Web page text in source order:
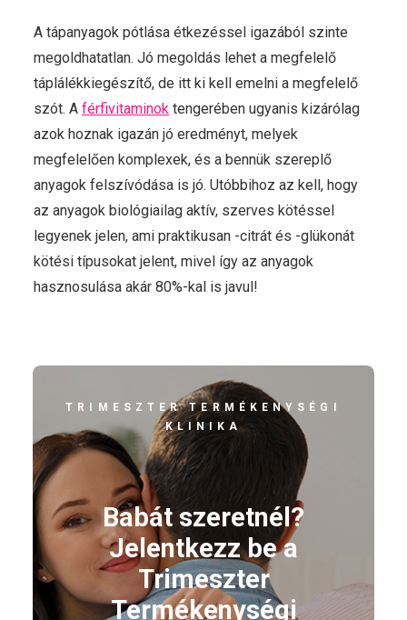
A tápanyagok pótlása étkezéssel igazából szinte
megoldhatatlan. Jó megoldás lehet a megfelelő
táplálékkiegészítő, de itt ki kell emelni a megfelelő
szót. A férfivitaminok tengerében ugyanis kizárólag
azok hoznak igazán jó eredményt, melyek
megfelelően komplexek, és a bennük szereplő
anyagok felszívódása is jó. Utóbbihoz az kell, hogy
az anyagok biológiailag aktív, szerves kötéssel
legyenek jelen, ami praktikusan -citrát és -glükonát
kötési típusokat jelent, mivel így az anyagok
hasznosulása akár 80%-kal is javul!
TRIMESZTER TERMÉKENYSÉGI
KLINIKA
Babát szeretnél?
Jelentkezz be a
Trimeszter
Termékenységi